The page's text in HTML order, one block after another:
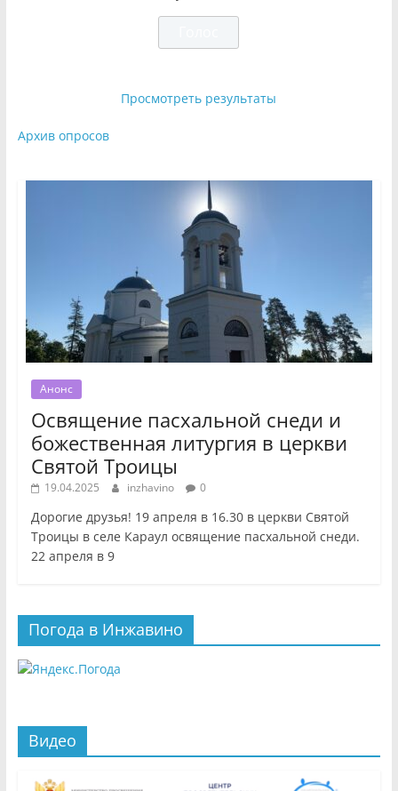
Просмотреть результаты
Архив опросов
Анонс
Освящение пасхальной снеди и
божественная литургия в церкви
Святой Троицы
19.04.2025 inzhavino 0
Дорогие друзья! 19 апреля в 16.30 в церкви Святой
Троицы в селе Караул освящение пасхальной снеди.
22 апреля в 9
Погода в Инжавино
Видео